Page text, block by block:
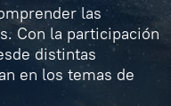
las
Con la participación
distintas
en los temas de